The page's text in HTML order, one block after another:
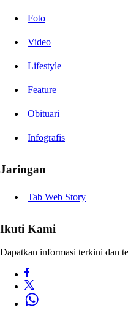
Foto
Video
Lifestyle
Feature
Obituari
Infografis
Jaringan
Tab Web Story
Ikuti Kami
Dapatkan informasi terkini dan